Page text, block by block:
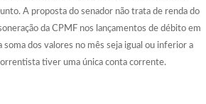
A proposta do senador não trata de renda do
da CPMF nos lançamentos de débito em
dos valores no mês seja igual ou inferior a
tiver uma única conta corrente.